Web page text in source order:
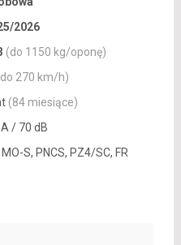
2026
(do 1150 kg/oponę)
270 km/h)
(84 miesiące)
/ 70 dB
MO-S, PNCS, PZ4/SC, FR